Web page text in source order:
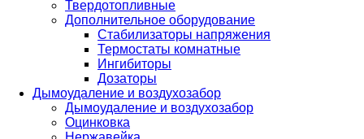
Твердотопливные
Дополнительное оборудование
Стабилизаторы напряжения
Термостаты комнатные
Ингибиторы
Дозаторы
Дымоудаление и воздухозабор
Дымоудаление и воздухозабор
Оцинковка